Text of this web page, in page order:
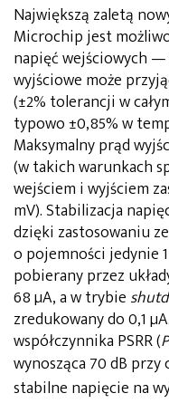
Największą zaletą
Microchip jest
napięć wejściowych —
wyjściowe może
(±2% tolerancji w
typowo ±0,85% w
Maksymalny prąd
(w takich warunkach
wejściem i wyjściem
mV). Stabilizacja
dzięki zastosowaniu
o pojemności jedynie
pobierany przez
68 µA, a w trybie
zredukowany do 0,1
współczynnika PSRR (
wynosząca 70 dB przy
stabilne napięcie na